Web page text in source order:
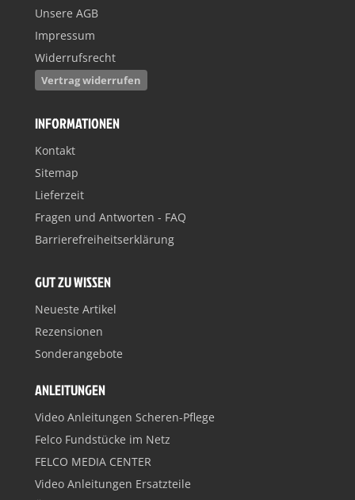
Unsere AGB
Impressum
Widerrufsrecht
Vertrag widerrufen
INFORMATIONEN
Kontakt
Sitemap
Lieferzeit
Fragen und Antworten - FAQ
Barrierefreiheitserklärung
GUT ZU WISSEN
Neueste Artikel
Rezensionen
Sonderangebote
ANLEITUNGEN
Video Anleitungen Scheren-Pflege
Felco Fundstücke im Netz
FELCO MEDIA CENTER
Video Anleitungen Ersatzteile